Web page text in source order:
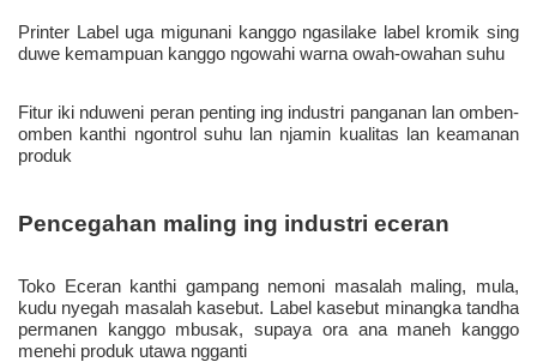
Printer Label uga migunani kanggo ngasilake label kromik sing
duwe kemampuan kanggo ngowahi warna owah-owahan suhu
Fitur iki nduweni peran penting ing industri panganan lan omben-
omben kanthi ngontrol suhu lan njamin kualitas lan keamanan
produk
Toko Eceran kanthi gampang nemoni masalah maling, mula,
kudu nyegah masalah kasebut. Label kasebut minangka tandha
permanen kanggo mbusak, supaya ora ana maneh kanggo
menehi produk utawa ngganti